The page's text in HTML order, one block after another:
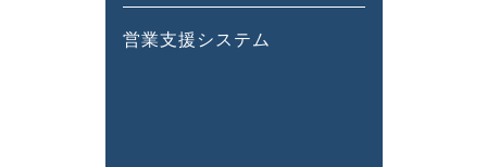
営業支援システム